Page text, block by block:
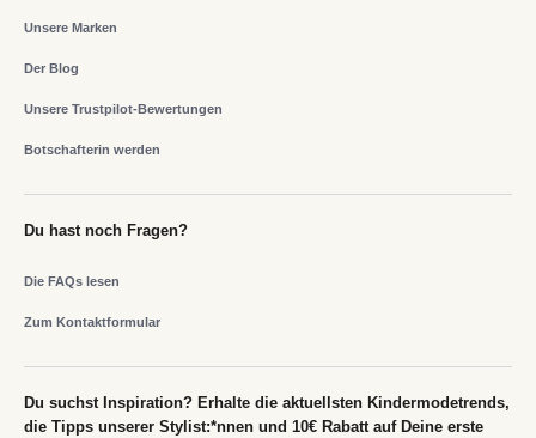
Unsere Marken
Der Blog
Unsere Trustpilot-Bewertungen
Botschafterin werden
Du hast noch Fragen?
Die FAQs lesen
Zum Kontaktformular
Du suchst Inspiration? Erhalte die aktuellsten Kindermodetrends,
die Tipps unserer Stylist:*nnen und 10€ Rabatt auf Deine erste